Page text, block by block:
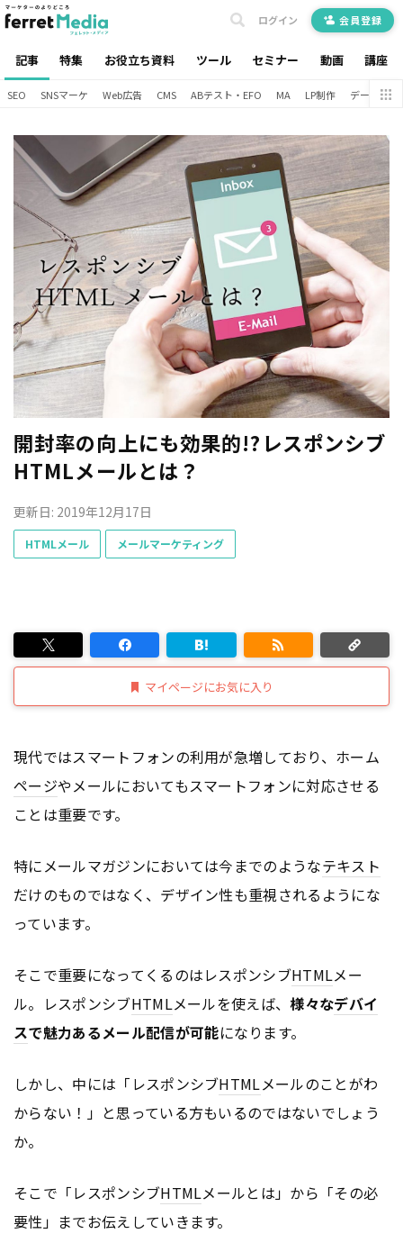
記事 特集 お役立ち資料 ツール セミナー 動画 講座
ログイン 会員登録
SEO SNSマーケ Web広告 CMS ABテスト・EFO MA LP制作 データ分析
開封率の向上にも効果的!?レスポンシブ
HTMLメールとは？
更新日: 2019年12月17日
HTMLメール メールマーケティング
マイページにお気に入り
現代ではスマートフォンの利用が急増しており、ホーム
ページやメールにおいてもスマートフォンに対応させる
ことは重要です。
特にメールマガジンにおいては今までのようなテキスト
だけのものではなく、デザイン性も重視されるようにな
っています。
そこで重要になってくるのはレスポンシブHTMLメー
ル。レスポンシブHTMLメールを使えば、様々なデバイ
スで魅力あるメール配信が可能になります。
しかし、中には「レスポンシブHTMLメールのことがわ
からない！」と思っている方もいるのではないでしょう
か。
そこで「レスポンシブHTMLメールとは」から「その必
要性」までお伝えしていきます。